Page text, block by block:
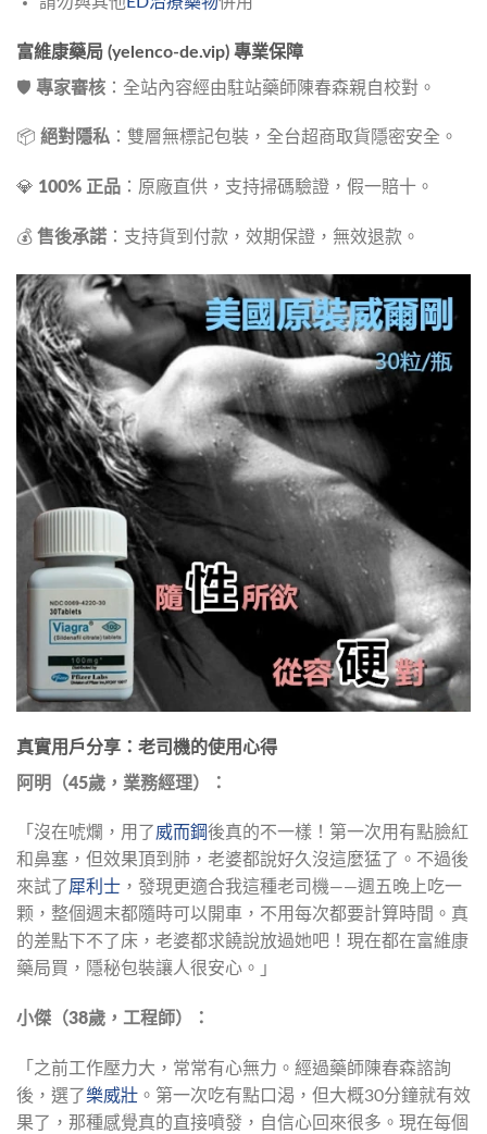
富維康藥局 (yelenco-de.vip) 專業保障
🛡️ 專家審核 ：全站內容經由駐站藥師陳春森親自校對。
📦 絕對隱私 ：雙層無標記包裝，全台超商取貨隱密安全。
💎 100% 正品 ：原廠直供，支持掃碼驗證，假一賠十。
💰 售後承諾 ：支持貨到付款，效期保證，無效退款。
真實用戶分享：老司機的使用心得
阿明（45歲，業務經理）：
「沒在唬爛，用了 威而鋼後真的不一樣！第一次用有點臉紅
和鼻塞，但效果頂到肺，老婆都說好久沒這麼猛了。不過後
來試了 犀利士 ，發現更適合我這種老司機——週五晚上吃一
颗，整個週末都隨時可以開車，不用每次都要計算時間。真
的差點下不了床，老婆都求饒說放過她吧！現在都在富維康
藥局買，隱秘包裝讓人很安心。」
小傑（38歲，工程師）：
「之前工作壓力大，常常有心無力。經過藥師陳春森諮詢
後，選了樂威壯 。第一次吃有點口渴，但大概30分鐘就有效
果了，那種感覺真的直接噴發，自信心回來很多。現在每個